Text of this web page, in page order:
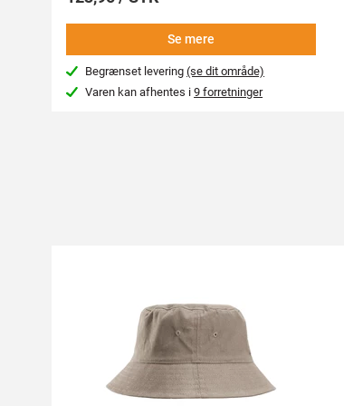
Se mere
Begrænset levering(se dit område)
Varen kan afhentes i9 forretninger